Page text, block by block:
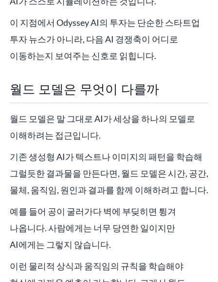
이 지점에서 Odyssey AI의 투자는 단순한 스타트업
투자 뉴스가 아니라, 다음 AI 경쟁축이 어디로
이동하는지 보여주는 신호로 읽힙니다.
월드 모델은 무엇이 다를까
월드 모델은 말 그대로 AI가 세상을 하나의 모델로
이해하려는 접근입니다.
기존 생성형 AI가 텍스트나 이미지의 패턴을 학습해
그럴듯한 결과물을 만든다면, 월드 모델은 시간, 공간,
물체, 움직임, 원인과 결과를 함께 이해하려고 합니다.
예를 들어 공이 굴러가다 벽에 부딪히면 튕겨
나옵니다. 사람에게는 너무 당연한 일이지만
AI에게는 그렇지 않습니다.
이런 물리적 상식과 움직임의 규칙을 학습해야